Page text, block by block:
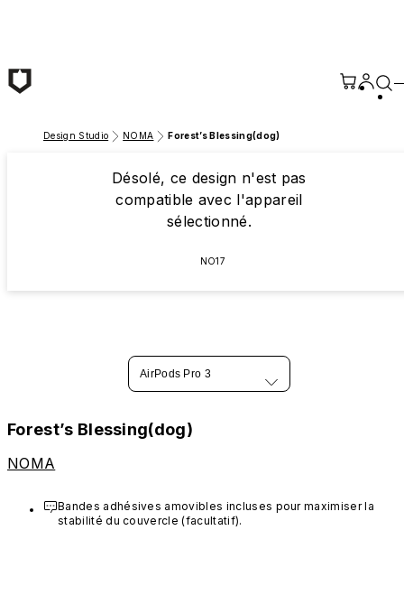
Design Studio NOMA Forest’s Blessing(dog)
Désolé, ce design n'est pas
compatible avec l'appareil
sélectionné.
NO17
AirPods Pro 3
Forest’s Blessing(dog)
NOMA
Bandes adhésives amovibles incluses pour maximiser la
stabilité du couvercle (facultatif).